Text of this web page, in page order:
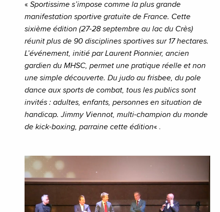
« Sportissime s’impose comme la plus grande
manifestation sportive gratuite de France. Cette
sixième édition (27-28 septembre au lac du Crès)
réunit plus de 90 disciplines sportives sur 17 hectares.
L’événement, initié par Laurent Pionnier, ancien
gardien du MHSC, permet une pratique réelle et non
une simple découverte. Du judo au frisbee, du pole
dance aux sports de combat, tous les publics sont
invités : adultes, enfants, personnes en situation de
handicap. Jimmy Viennot, multi-champion du monde
de kick-boxing, parraine cette édition« .